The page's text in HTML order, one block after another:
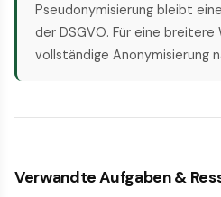
Pseudonymisierung bleibt
der DSGVO. Für eine breitere
vollständige Anonymisierung
Verwandte Aufgaben &